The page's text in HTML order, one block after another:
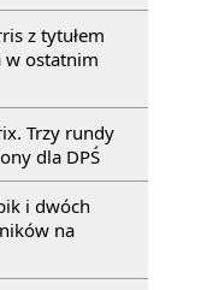
z tytułem
w ostatnim
Trzy rundy
dla DPŚ
i dwóch
na